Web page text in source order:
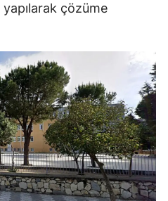
yapılarak çözüme